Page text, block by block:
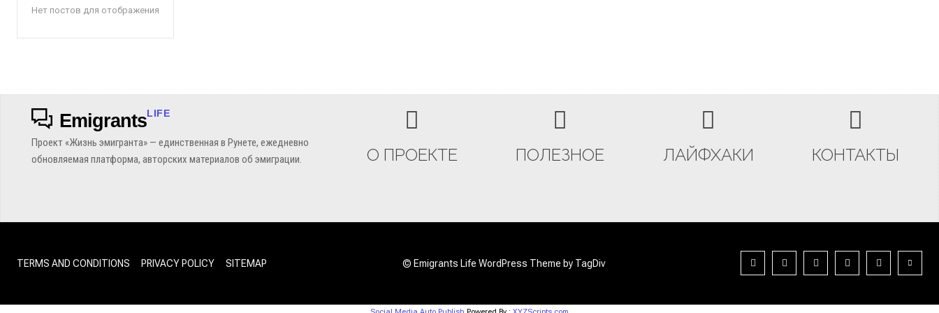
Нет постов для отображения
EmigrantsLIFE
Проект «Жизнь эмигранта» — единственная в Рунете, ежедневно
обновляемая платформа, авторских материалов об эмиграции.
О ПРОЕКТЕ ПОЛЕЗНОЕ ЛАЙФХАКИ КОНТАКТЫ
TERMS AND CONDITIONS PRIVACY POLICY SITEMAP © Emigrants Life WordPress Theme by TagDiv